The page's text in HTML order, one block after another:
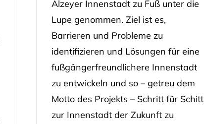
Alzeyer Innenstadt zu Fuß unter die
Lupe genommen. Ziel ist es,
Barrieren und Probleme zu
identifizieren und Lösungen für eine
fußgängerfreundlichere Innenstadt
zu entwickeln und so – getreu dem
Motto des Projekts – Schritt für Schitt
zur Innenstadt der Zukunft zu